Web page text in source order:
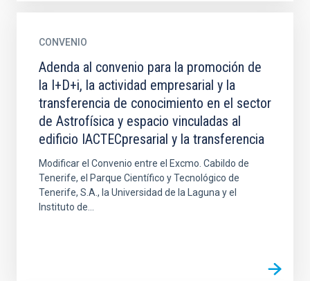
CONVENIO
Adenda al convenio para la promoción de
la I+D+i, la actividad empresarial y la
transferencia de conocimiento en el sector
de Astrofísica y espacio vinculadas al
edificio IACTECpresarial y la transferencia
Modificar el Convenio entre el Excmo. Cabildo de
Tenerife, el Parque Científico y Tecnológico de
Tenerife, S.A., la Universidad de la Laguna y el
Instituto de...